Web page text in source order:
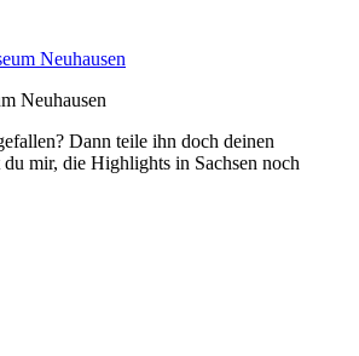
Neuhausen
Dann teile ihn doch deinen
mir, die Highlights in Sachsen noch